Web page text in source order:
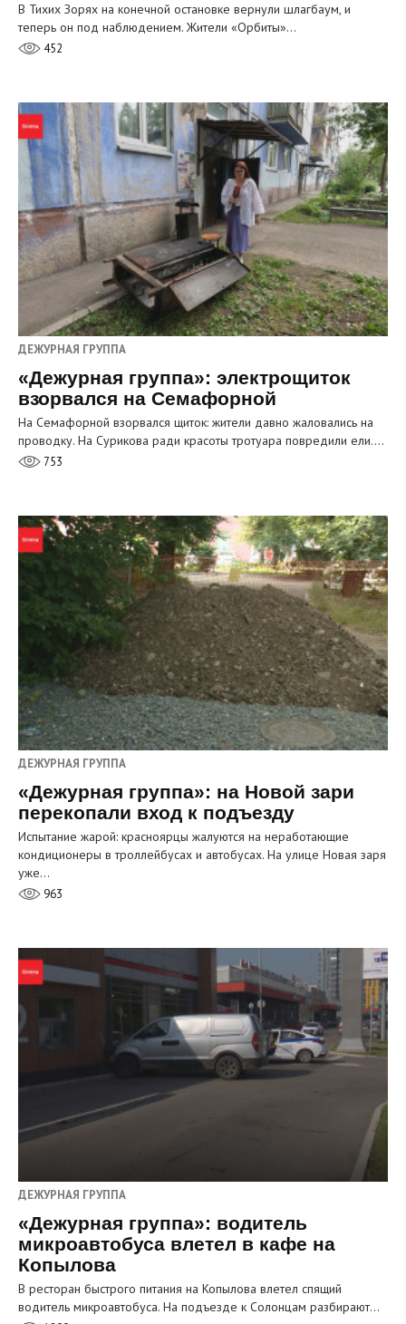
В Тихих Зорях на конечной остановке вернули шлагбаум, и
теперь он под наблюдением. Жители «Орбиты»…
452
ДЕЖУРНАЯ ГРУППА
«Дежурная группа»: электрощиток
взорвался на Семафорной
На Семафорной взорвался щиток: жители давно жаловались на
проводку. На Сурикова ради красоты тротуара повредили ели.…
753
ДЕЖУРНАЯ ГРУППА
«Дежурная группа»: на Новой зари
перекопали вход к подъезду
Испытание жарой: красноярцы жалуются на неработающие
кондиционеры в троллейбусах и автобусах. На улице Новая заря
уже…
963
ДЕЖУРНАЯ ГРУППА
«Дежурная группа»: водитель
микроавтобуса влетел в кафе на
Копылова
В ресторан быстрого питания на Копылова влетел спящий
водитель микроавтобуса. На подъезде к Солонцам разбирают…